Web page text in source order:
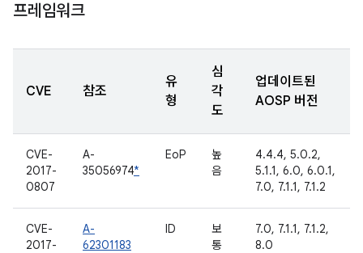
프레임워크
CVE 참조
유
형
심
각
도
업데이트된
AOSP 버전
CVE-
2017-
0807
A-
35056974*
EoP
높
음
4.4.4, 5.0.2,
5.1.1, 6.0, 6.0.1,
7.0, 7.1.1, 7.1.2
CVE-
2017-
A-
62301183
ID
보
통
7.0, 7.1.1, 7.1.2,
8.0